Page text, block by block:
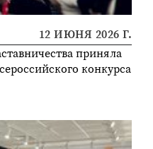
12 ИЮНЯ 2026 Г.
приняла
конкурса